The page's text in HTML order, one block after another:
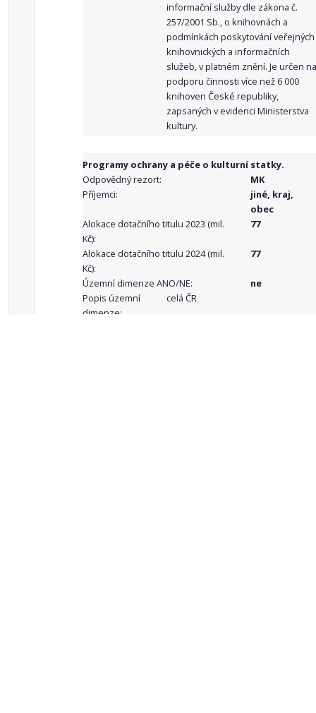
informační služby dle zákona č.
257/2001 Sb., o knihovnách a
podmínkách poskytování veřejných
knihovnických a informačních
služeb, v platném znění. Je určen na
podporu činnosti více než 6 000
knihoven České republiky,
zapsaných v evidenci Ministerstva
kultury.
Programy ochrany a péče o kulturní statky.
Odpovědný rezort:
MK
Příjemci:
jiné, kraj,
obec
Alokace dotačního titulu 2023 (mil.
Kč):
77
Alokace dotačního titulu 2024 (mil.
Kč):
77
Územní dimenze ANO/NE:
ne
Popis územní
dimenze:
celá ČR